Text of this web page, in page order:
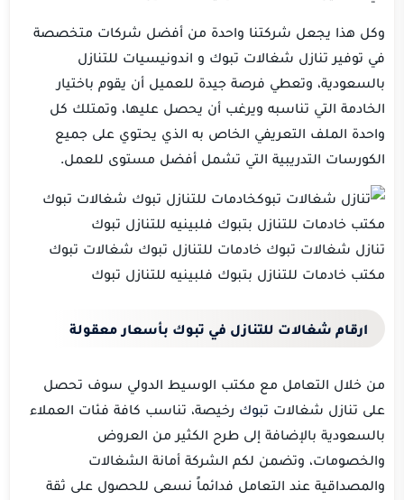
وكل هذا يجعل شركتنا واحدة من أفضل شركات متخصصة
في توفير تنازل شغالات تبوك و اندونيسيات للتنازل
بالسعودية، وتعطي فرصة جيدة للعميل أن يقوم باختيار
الخادمة التي تناسبه ويرغب أن يحصل عليها، وتمتلك كل
واحدة الملف التعريفي الخاص به الذي يحتوي على جميع
الكورسات التدريبية التي تشمل أفضل مستوى للعمل.
تنازل شغالات تبوك خادمات للتنازل تبوك شغالات تبوك
مكتب خادمات للتنازل بتبوك فلبينيه للتنازل تبوك
ارقام شغالات للتنازل في تبوك بأسعار معقولة
من خلال التعامل مع مكتب الوسيط الدولي سوف تحصل
على تنازل شغالات تبوك رخيصة، تناسب كافة فئات العملاء
بالسعودية بالإضافة إلى طرح الكثير من العروض
والخصومات، وتضمن لكم الشركة أمانة الشغالات
والمصداقية عند التعامل فدائماً نسعى للحصول على ثقة